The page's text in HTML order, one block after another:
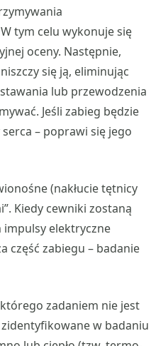
tym celu wykonuje się
oceny. Następnie,
się ją, eliminując
lub przewodzenia
Jeśli zabieg będzie
– poprawi się jego
(nakłucie tętnicy
Kiedy cewniki zostaną
impulsy elektryczne
część zabiegu – badanie
zadaniem nie jest
w badaniu